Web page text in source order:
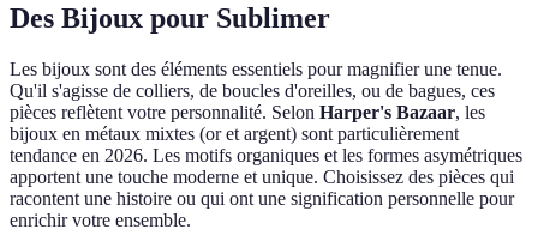
Des Bijoux pour Sublimer
Les bijoux sont des éléments essentiels pour magnifier une tenue.
Qu'il s'agisse de colliers, de boucles d'oreilles, ou de bagues, ces
pièces reflètent votre personnalité. Selon Harper's Bazaar, les
bijoux en métaux mixtes (or et argent) sont particulièrement
tendance en 2026. Les motifs organiques et les formes asymétriques
apportent une touche moderne et unique. Choisissez des pièces qui
racontent une histoire ou qui ont une signification personnelle pour
enrichir votre ensemble.